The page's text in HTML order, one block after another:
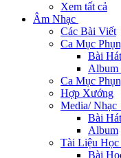
Xem tất cả
Âm Nhạc
Các Bài Viết
Ca Mục
Bài Hát
Album
Ca Mục
Hợp Xướng
Media/ Nhạc
Bài Hát
Album
Tài Liệu Học
Bài